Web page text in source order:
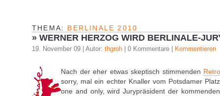
THEMA: BERLINALE 2010
» WERNER HERZOG WIRD BERLINALE-
19. November 09 | Autor: thgroh | 0 Kommentare | Kommentieren
Nach der eher etwas skeptisch stimmenden
sorry, mal ein echter Knaller vom Potsdamer
one and only, wird Jurypräsident der